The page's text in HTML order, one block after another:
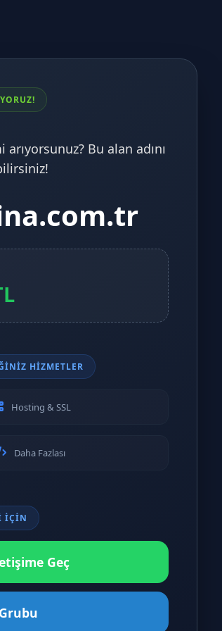
Bu alan adını
HİZMETLER
Hosting & SSL
Daha Fazlası
İÇİN
Geç